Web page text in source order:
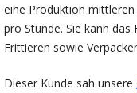
eine Produktion
pro Stunde. Sie kann
Frittieren sowie
Dieser Kunde sah unsere